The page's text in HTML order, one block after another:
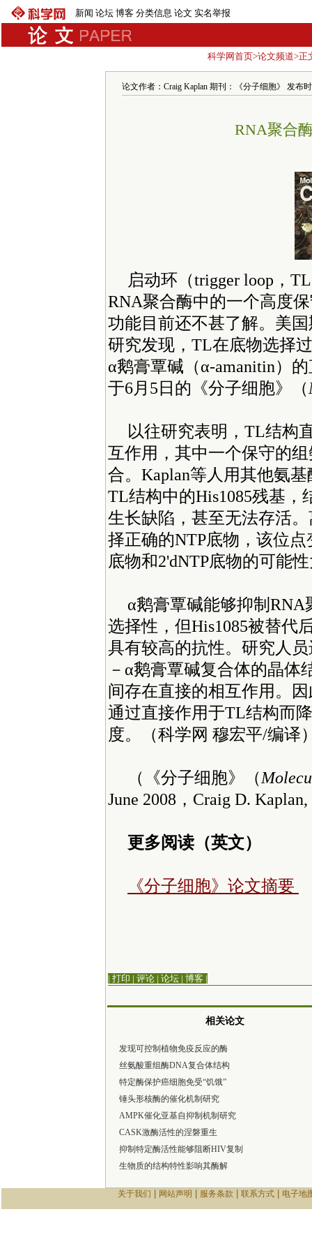
新闻 论坛 博客 分类信息 论文 实名举报
科学网首页>论文频道>正
论文作者：Craig Kaplan 期刊：《分子细胞》 发布
RNA聚合
启动环（trigger loop，
RNA聚合酶中的一个高度
功能目前还不甚了解。美
研究发现，TL在底物选择
α鹅膏覃碱（α-amanitin）
于6月5日的《分子细胞》（
以往研究表明，TL结构
互作用，其中一个保守的
合。Kaplan等人用其他氨
TL结构中的His1085残基，
生长缺陷，甚至无法存活
择正确的NTP底物，该位
底物和2'dNTP底物的可能
α鹅膏覃碱能够抑制
选择性，但His1085被替代
具有较高的抗性。研究人
－α鹅膏覃碱复合体的晶体
间存在直接的相互作用。
通过直接作用于TL结构而
度。（科学网 穆宏平/编译
（《分子细胞》（
June 2008，Craig D.
更多阅读（英文）
《分子细胞》论文摘要
| 打印 | 评论 | 论坛 | 博客 |
相关论文
发现可控制植物免疫反应的酶
丝氨酸重组酶DNA复合体结构
特定酶保护癌细胞免受“饥饿”
锤头形核酶的催化机制研究
AMPK催化亚基自抑制机制研究
CASK激酶活性的涅磐重生
抑制特定酶活性能够阻断HIV复制
生物质的结构特性影响其酶解
关于我们 网站声明 服务条款 联系方式| 电子地